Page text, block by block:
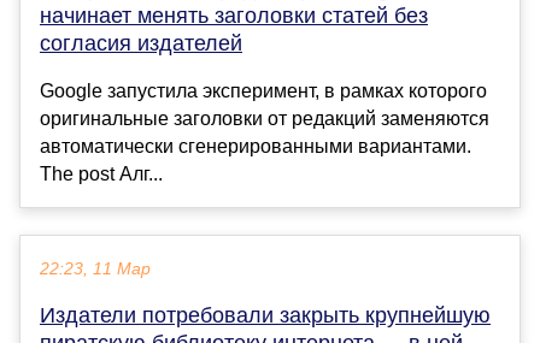
начинает менять заголовки статей без
согласия издателей
Google запустила эксперимент, в рамках которого
оригинальные заголовки от редакций заменяются
автоматически сгенерированными вариантами.
The post Алг...
22:23, 11 Мар
Издатели потребовали закрыть крупнейшую